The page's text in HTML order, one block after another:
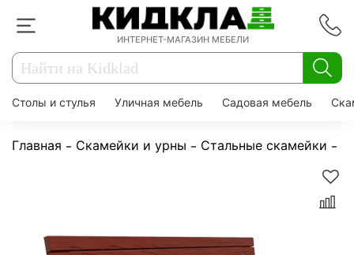
ИНТЕРНЕТ-МАГАЗИН МЕБЕЛИ
Столы и стулья Уличная мебель Садовая мебель
Главная Скамейки и урны Стальные скамейки